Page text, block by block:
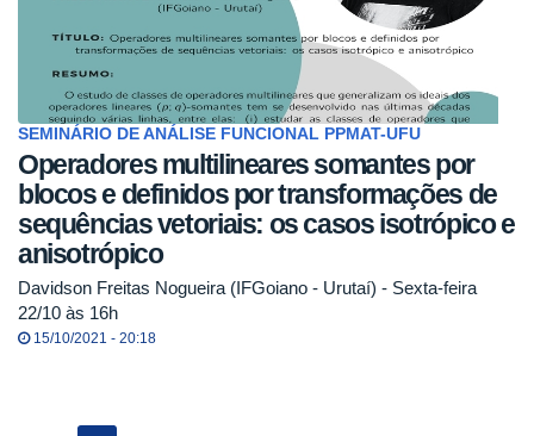
SEMINÁRIO DE ANÁLISE FUNCIONAL PPMAT-UFU
Operadores multilineares somantes por
blocos e definidos por transformações de
sequências vetoriais: os casos isotrópico e
anisotrópico
Davidson Freitas Nogueira (IFGoiano - Urutaí) - Sexta-feira
22/10 às 16h
15/10/2021 - 20:18